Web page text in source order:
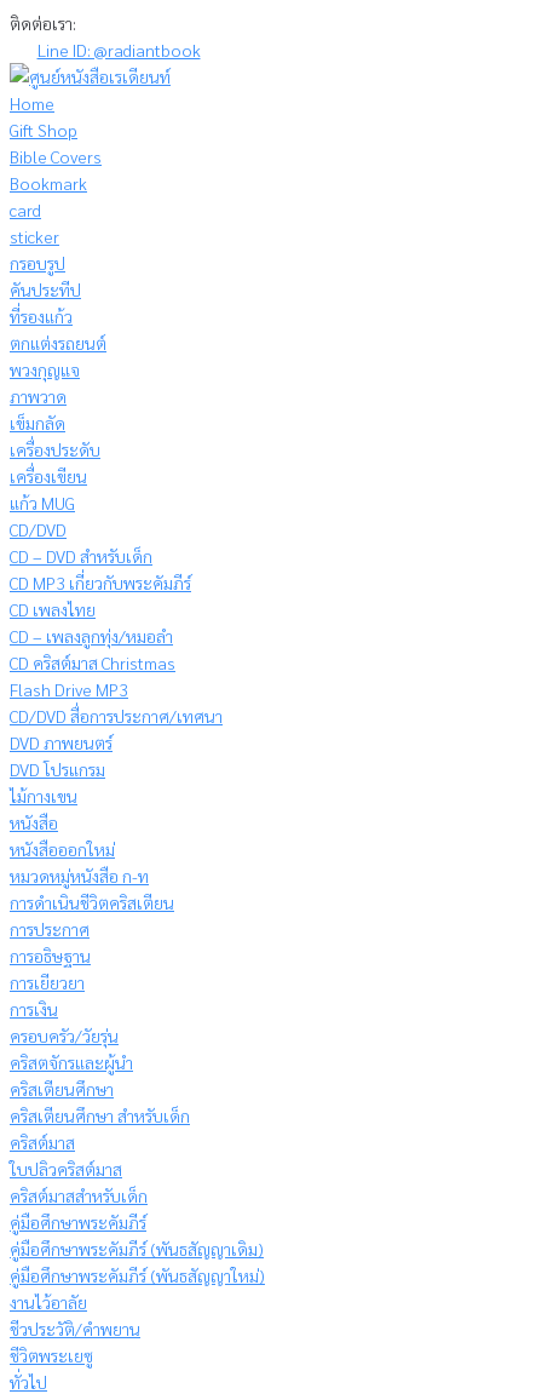
Skip
content
ติดต่อเรา:
Line ID: @radiantbook
Home
Gift Shop
Bible Covers
Bookmark
card
sticker
กรอบรูป
คันประทีป
ที่รองแก้ว
ตกแต่งรถยนต์
พวงกุญแจ
ภาพวาด
เข็มกลัด
เครื่องประดับ
เครื่องเขียน
แก้ว MUG
CD/DVD
CD – DVD สำหรับเด็ก
CD MP3 เกี่ยวกับพระคัมภีร์
CD เพลงไทย
CD – เพลงลูกทุ่ง/หมอลำ
CD คริสต์มาส Christmas
Flash Drive MP3
CD/DVD สื่อการประกาศ/เทศนา
DVD ภาพยนตร์
DVD โปรแกรม
ไม้กางเขน
หนังสือ
หนังสือออกใหม่
หมวดหมู่หนังสือ ก-ท
การดำเนินชีวิตคริสเตียน
การประกาศ
การอธิษฐาน
การเยียวยา
การเงิน
ครอบครัว/วัยรุ่น
คริสตจักรและผู้นำ
คริสเตียนศึกษา
คริสเตียนศึกษา สำหรับเด็ก
คริสต์มาส
ใบปลิวคริสต์มาส
คริสต์มาสสำหรับเด็ก
คู่มือศึกษาพระคัมภีร์
คู่มือศึกษาพระคัมภีร์ (พันธสัญญาเดิม)
คู่มือศึกษาพระคัมภีร์ (พันธสัญญาใหม่)
งานไว้อาลัย
ชีวประวัติ/คำพยาน
ชีวิตพระเยซู
ทั่วไป